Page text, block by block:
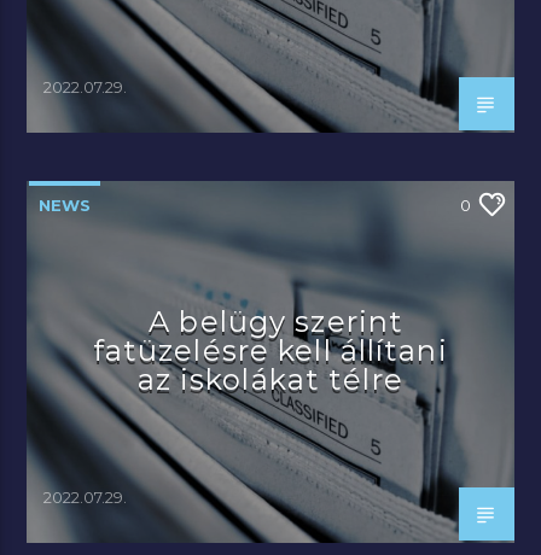
2022.07.29.
NEWS 0
A belügy szerint
fatüzelésre kell állítani
az iskolákat télre
2022.07.29.